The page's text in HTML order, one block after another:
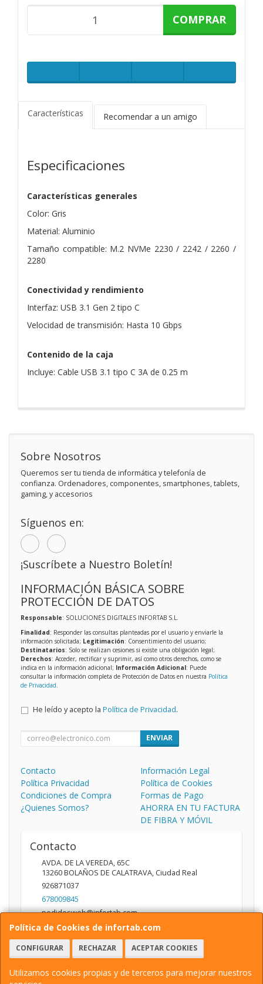
COMPRAR
Características Recomendar a un amigo
Especificaciones
Características generales
Color: Gris
Material: Aluminio
Tamaño compatible: M.2 NVMe 2230 / 2242 / 2260 /
2280
Conectividad y rendimiento
Interfaz: USB 3.1 Gen 2 tipo C
Velocidad de transmisión: Hasta 10 Gbps
Contenido de la caja
Incluye: Cable USB 3.1 tipo C 3A de 0.25 m
Política de Cookies de infortab.com
CONFIGURAR RECHAZAR ACEPTAR COOKIES
Utilizamos cookies propias y de terceros para mejorar nuestros
Sobre Nosotros
Queremos ser tu tienda de informática y telefonía de
confianza. Ordenadores, componentes, smartphones, tablets,
gaming, y accesorios
Síguenos en:
¡Suscríbete a Nuestro Boletín!
INFORMACIÓN BÁSICA SOBRE
PROTECCIÓN DE DATOS
Responsable: SOLUCIONES DIGITALES INFORTAB S.L.
Finalidad: Responder las consultas planteadas por el usuario y enviarle la
información solicitada; Legitimación: Consentimiento del usuario;
Destinatarios: Solo se realizan cesiones si existe una obligación legal;
Derechos: Acceder, rectificar y suprimir, así como otros derechos, como se
indica en la información adicional; Información Adicional: Puede
consultar la información completa de Protección de Datos en nuestra Política
de Privacidad
He leído y acepto la Política de Privacidad.
ENVIAR
Contacto
Información Legal
Política Privacidad
Política de Cookies
Condiciones de Compra
Formas de Pago
¿Quienes Somos?
AHORRA EN TU FACTURA
DE FIBRA Y MÓVIL
Contacto
AVDA. DE LA VEREDA, 65C
13260BOLAÑOS DE CALATRAVA, Ciudad Real
926871037
678009845
pedidosweb@infortab.com
Horario
10:00 A 14:00 17:00 A 20:30